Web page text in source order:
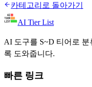
카테고리로 돌아가기
AI Tier List
AI 도구를 S~D 티어로
록 도와줍니다.
빠른 링크